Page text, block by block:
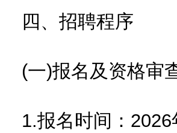
、招聘程序
)报名及资格审
报名时间：2026